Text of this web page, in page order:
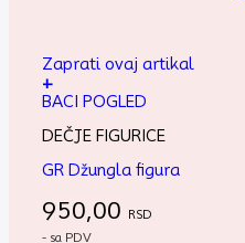
Zaprati ovaj artikal
+
BACI POGLED
DEČJE FIGURICE
GR Džungla figura
950,00 RSD
- sa PDV